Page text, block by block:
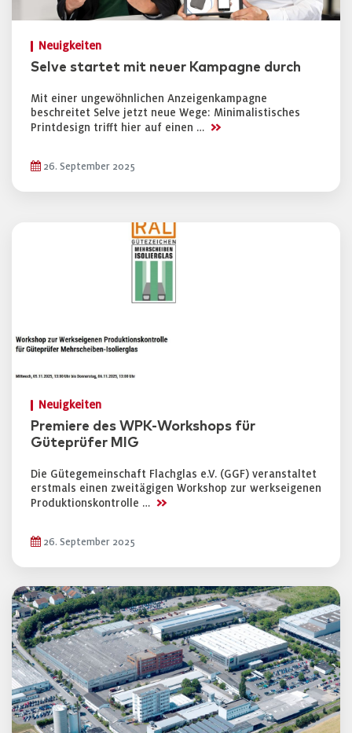
Neuigkeiten
Selve startet mit neuer Kampagne durch
Mit einer ungewöhnlichen Anzeigenkampagne
beschreitet Selve jetzt neue Wege: Minimalistisches
Printdesign trifft hier auf einen … >>
26. September 2025
Neuigkeiten
Premiere des WPK-Workshops für
Güteprüfer MIG
Die Gütegemeinschaft Flachglas e.V. (GGF) veranstaltet
erstmals einen zweitägigen Workshop zur werkseigenen
Produktionskontrolle … >>
26. September 2025